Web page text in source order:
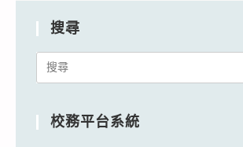
搜尋
Search
校務平台系統